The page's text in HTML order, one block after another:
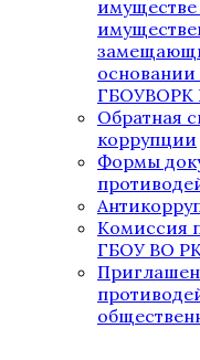
имуществе
основании
ГБОУВОРК
Обратная
коррупции
Формы
Комиссия
ГБОУ ВО